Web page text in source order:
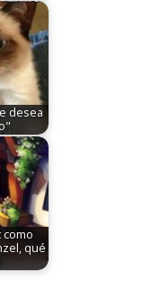
desea
como
qué